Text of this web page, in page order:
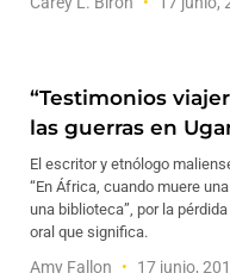
“Testimonios
las guerras en
El escritor y etnólogo
“En África, cuando muere
una biblioteca”, por la
oral que significa.
Amy Fallon 17 junio,